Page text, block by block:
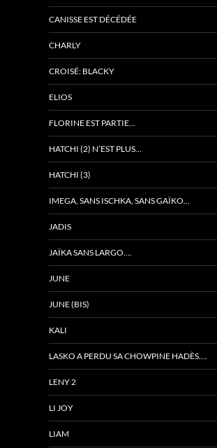
CANISSE EST DÉCÉDÉE
CHARLY
CROISÉ: BLACKY
ELIOS
FLORINE EST PARTIE…
HATCHI (2) N’EST PLUS…
HATCHI (3)
IMEGA, SANS ISCHKA, SANS GAÏKO…
JADIS
JAÏKA SANS LARGO….
JUNE
JUNE (BIS)
KALI
LASKO A PERDU SA CHOWPINE HADÈS….
LENY 2
LI JOY
LIAM